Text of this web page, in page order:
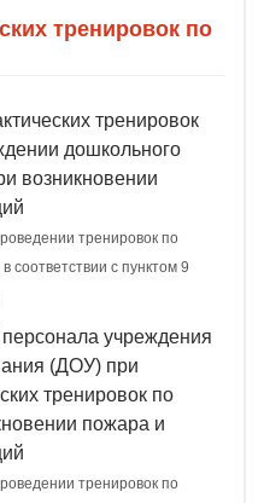
тренировок по
тренировок
дошкольного
возникновении
тренировок по
соответствии с пунктом 9
учреждения
(ДОУ) при
тренировок по
пожара и
тренировок по